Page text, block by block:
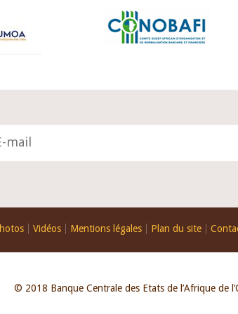
Vidéos Mentions légales Plan du site
© 2018 Banque Centrale des Etats de l’Afrique de